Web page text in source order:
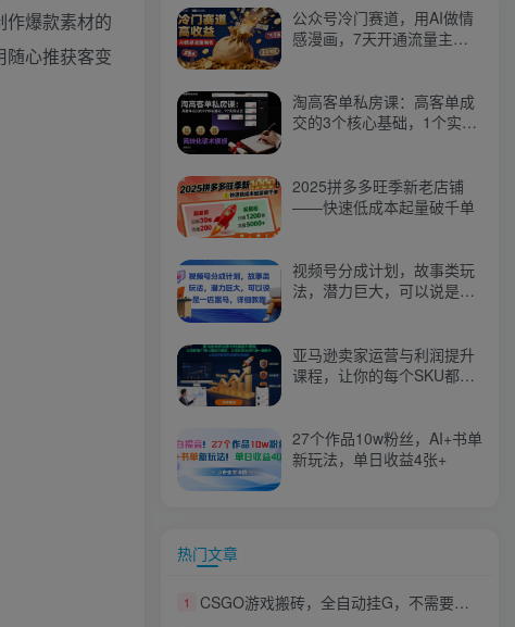
作爆款素材的
随心推获客变
公众号冷门赛道，用AI做情
感漫画，7天开通流量主，
淘高客单私房课：高客单成
交的3个核心基础，1个实操
2025拼多多旺季新老店铺
——快速低成本起量破千单
视频号分成计划，故事类玩
法，潜力巨大，可以说是一
亚马逊卖家运营与利润提升
课程，让你的每个SKU都成
27个作品10w粉丝，AI+书单
新玩法，单日收益4张+
热门文章
1 CSGO游戏搬砖，全自动挂G，不需要玩游戏，手机操作日入300+，解放双手【揭秘】